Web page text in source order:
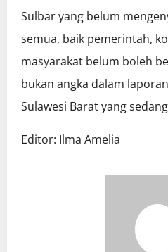
Sulbar yang belum
semua, baik pemerintah,
masyarakat belum boleh
bukan angka dalam
Sulawesi Barat yang
Editor: Ilma Amelia